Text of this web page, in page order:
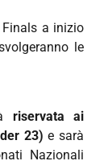
a inizio
le
riservata ai
23) e sarà
Nazionali